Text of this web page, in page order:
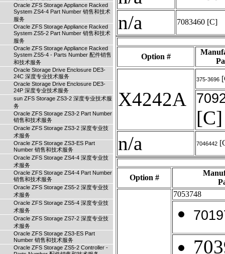
Oracle ZFS Storage Appliance Racked
System ZS4-4 Part Number 销售和技术
服务
Oracle ZFS Storage Appliance Racked
System ZS5-2 Part Number 销售和技术
服务
Oracle ZFS Storage Appliance Racked
System ZS5-4 - Parts Number 配件销售
和技术服务
Oracle Storage Drive Enclosure DE3-
24C 深度专业技术服务
Oracle Storage Drive Enclosure DE3-
24P 深度专业技术服务
sun ZFS Storage ZS3-2 深度专业技术服
务
Oracle ZFS Storage ZS3-2 Part Number
销售和技术服务
Oracle ZFS Storage ZS3-2 深度专业技
术服务
Oracle ZFS Storage ZS3-ES Part
Number 销售和技术服务
Oracle ZFS Storage ZS4-4 深度专业技
术服务
Oracle ZFS Storage ZS4-4 Part Number
销售和技术服务
Oracle ZFS Storage ZS5-2 深度专业技
术服务
Oracle ZFS Storage ZS5-4 深度专业技
术服务
Oracle ZFS Storage ZS7-2 深度专业技
术服务
Oracle ZFS Storage ZS3-ES Part
Number 销售和技术服务
Oracle ZFS Storage ZS5-2 Controller -
n/a 7083460 [C]
Option #
X4242A
375-3696
[C]
n/a
7046442
Option #
7053748